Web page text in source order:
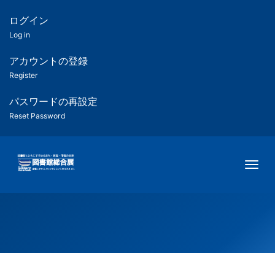
ツ
匿
名
ユ
ー
ー
用
メ
ログイン
Log in
アカウントの登録
Register
パスワードの再設定
Reset Password